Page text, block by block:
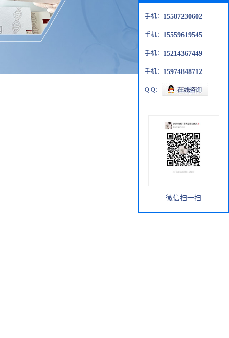
手机： 15587230602
手机： 15559619545
手机： 15214367449
手机： 15974848712
Q Q：
微信扫一扫